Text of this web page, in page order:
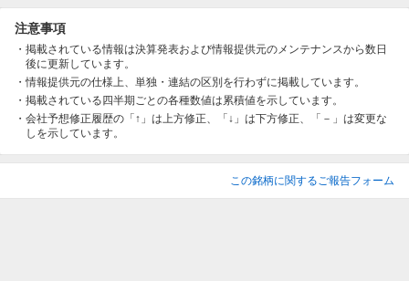
注意事項
掲載されている情報は決算発表および情報提供元のメンテナンスから数日
後に更新しています。
情報提供元の仕様上、単独・連結の区別を行わずに掲載しています。
掲載されている四半期ごとの各種数値は累積値を示しています。
会社予想修正履歴の「↑」は上方修正、「↓」は下方修正、「－」は変更な
しを示しています。
この銘柄に関するご報告フォーム